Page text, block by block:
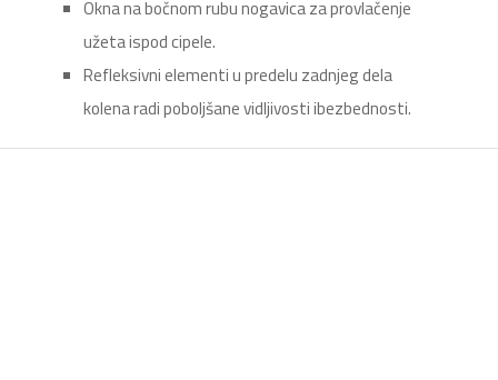
Okna na bočnom rubu nogavica za provlačenje
užeta ispod cipele.
Refleksivni elementi u predelu zadnjeg dela
kolena radi poboljšane vidljivosti ibezbednosti.